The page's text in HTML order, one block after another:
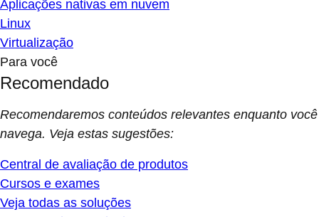
Aplicações nativas em nuvem
Linux
Virtualização
Para você
Recomendado
Recomendaremos conteúdos relevantes enquanto você
navega. Veja estas sugestões:
Central de avaliação de produtos
Cursos e exames
Veja todas as soluções